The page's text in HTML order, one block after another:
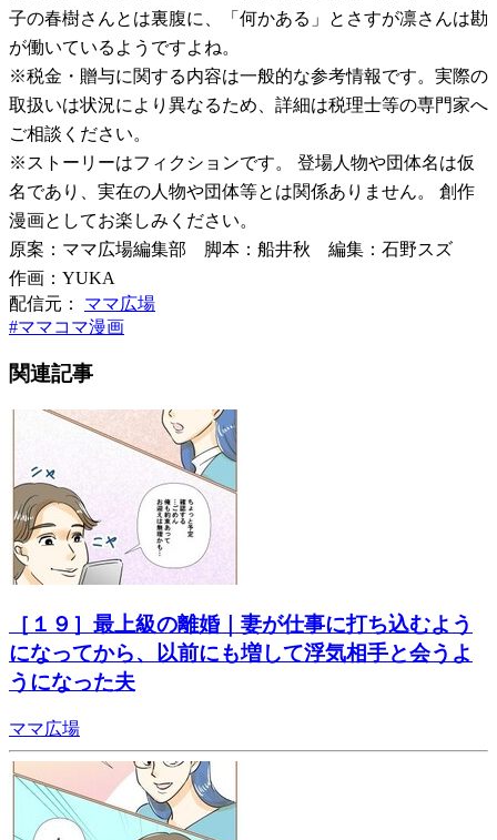
子の春樹さんとは裏腹に、「何かある」とさすが凛さんは勘
が働いているようですよね。
※税金・贈与に関する内容は一般的な参考情報です。実際の
取扱いは状況により異なるため、詳細は税理士等の専門家へ
ご相談ください。
※ストーリーはフィクションです。 登場人物や団体名は仮
名であり、実在の人物や団体等とは関係ありません。 創作
漫画としてお楽しみください。
原案：ママ広場編集部 脚本：船井秋 編集：石野スズ
作画：YUKA
配信元： ママ広場
#ママコマ漫画
関連記事
［１９］最上級の離婚｜妻が仕事に打ち込むよう
になってから、以前にも増して浮気相手と会うよ
うになった夫
ママ広場